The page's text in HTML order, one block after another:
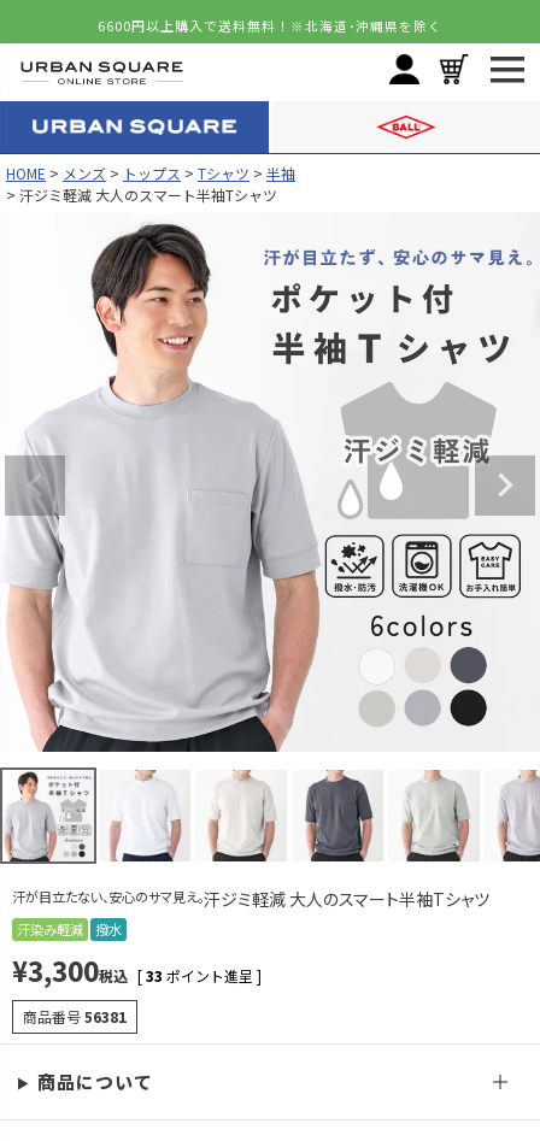
6600円以上購入で送料無料！ ※北海道･沖縄県を除く
HOME メンズ トップス Tシャツ
半袖
汗ジミ軽減 大人のスマート半袖Tシャツ
汗が目立たない、安心のサマ見え。汗ジミ軽減 大人のスマート半袖Tシャツ
汗染み軽減 撥水
¥3,300税込 [33 ポイント進呈 ]
商品番号56381
カラー
サイズ
ホワイト
再入荷お知らせ
カートに入れる
カートに入れる
カートに入れる
ライトグレー
S
再入荷お知らせ
残りわずか
カートに入れる
カートに入れる
LL
ダークグレー
在庫切れ
M
在庫切れ
LL
商品について